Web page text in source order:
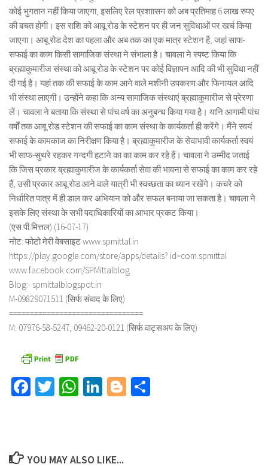
कोई भुगतान नहीं किया जाएगा, इसलिए रेल प्रशाासन को अब प्रतिमाह 6 लाख रुपए
की बचत होगी। इस राशि को आबू रोड के स्टेशन पर ही जन सुविधाओं पर खर्च किया
जाएगा। आबू रोड देश का पहला और अब तक का एक मात्र स्टेशन है, जहां साफ-
सफाई का काम किसी सामाजिक संस्था ने संभाला है। चावला ने स्पष्ट किया कि
ब्रह्माकुमारीज संस्था को आबू रोड के स्टेशन पर कोई विज्ञापन आदि की भी सुविधा नहीं
दी गई है। यहां तक की सफाई के काम आने वाले मशीनी उपकरण और फिनायल आदि
भी संस्था लाएगी। उन्होंने कहा कि अन्य सामाजिक संस्थाएं ब्रह्माकुमारीज से प्रेरणा
लें। चावला ने बताया कि संस्था से पांच वर्ष का अनुबन्ध किया गया है। यानि आगामी पांच
वर्षों तक आबू रोड स्टेशन की सफाई का काम संस्था के कार्यकर्ता ही करेंगे। मैंने स्वयं
सफाई के कामकाज का निरीक्षण किया है। ब्रह्माकुमारीज के सेवाभावी कार्यकर्ता स्वयं
भी साफ-सुथरे रहकर गन्दगी हटाने का का काम कर रहे हैं। चावला ने उम्मीद जताई
कि जिस प्रकार ब्रह्माकुमारीज के कार्यकर्ता सेवा की भावना से सफाई का काम कर रहे
हैं, उसी प्रकार आबू रोड आने वाले यात्री भी स्वच्छता का ध्यान रखेंगे। कचरे को
निर्धारित पात्र में ही डाल कर अभियान को और सफल बनाया जा सकता है। चावला ने
इसके लिए संस्था के सभी पदाधिकारियों का आभार प्रकट किया।
(एस.पी.मित्तल) (16-07-17)
नोट: फोटो मेरी वेबसाइट www.spmittal.in
https://play.google.com/store/apps/details? id=com.spmittal
www.facebook.com/SPMittalblog
Blog:- spmittalblogspot.in
M-09829071511 (सिर्फ संवाद के लिए)
================================
M: 07976-58-5247, 09462-20-0121 (सिर्फ वाट्सअप के लिए)
Facebook
TwitterWhatsApp
LinkedIn
Blogger
YOU MAY ALSO LIKE...